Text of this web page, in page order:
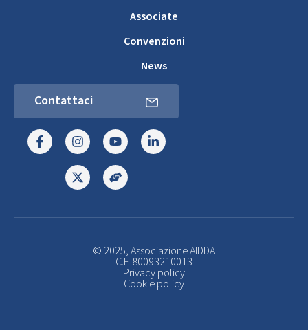
Associate
Convenzioni
News
Contattaci
© 2025, Associazione AIDDA
C.F. 80093210013
Privacy policy
Cookie policy